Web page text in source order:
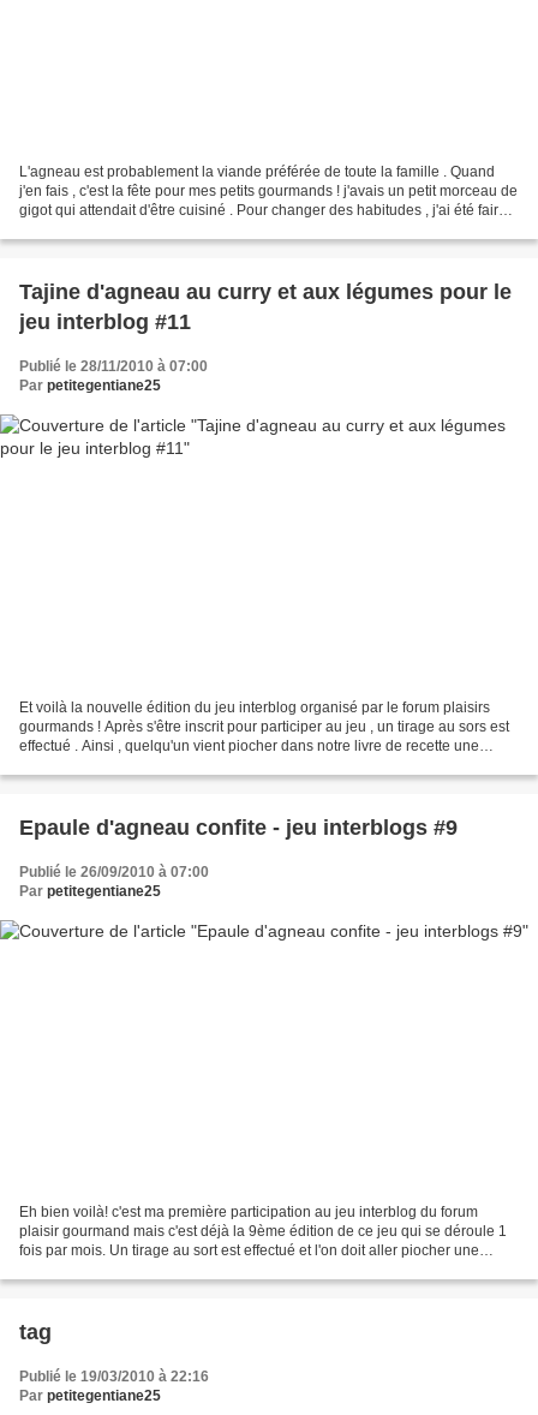
L'agneau est probablement la viande préférée de toute la famille . Quand
j'en fais , c'est la fête pour mes petits gourmands ! j'avais un petit morceau de
gigot qui attendait d'être cuisiné . Pour changer des habitudes , j'ai été faire
Tajine d'agneau au curry et aux légumes pour le
jeu interblog #11
Publié le 28/11/2010 à 07:00
Par petitegentiane25
Et voilà la nouvelle édition du jeu interblog organisé par le forum plaisirs
gourmands ! Après s'être inscrit pour participer au jeu , un tirage au sors est
effectué . Ainsi , quelqu'un vient piocher dans notre livre de recette une
Epaule d'agneau confite - jeu interblogs #9
Publié le 26/09/2010 à 07:00
Par petitegentiane25
Eh bien voilà! c'est ma première participation au jeu interblog du forum
plaisir gourmand mais c'est déjà la 9ème édition de ce jeu qui se déroule 1
fois par mois. Un tirage au sort est effectué et l'on doit aller piocher une
tag
Publié le 19/03/2010 à 22:16
Par petitegentiane25